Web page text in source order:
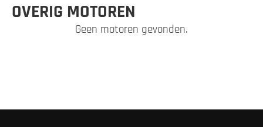
OVERIG MOTOREN
Geen motoren gevonden.